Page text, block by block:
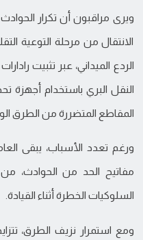
ويرى مراقبون أن تكرار
الانتقال من مرحلة التوعية
الردع الميداني، عبر تثبيت
النقل البري باستخدام أجهزة
المقاطع المتضررة من الطرق
ورغم تعدد الأسباب، يبقى
مفاتيح الحد من الحوادث، من
السلوكيات الخطرة أثناء القيادة.
ومع استمرار نزيف الطرق،